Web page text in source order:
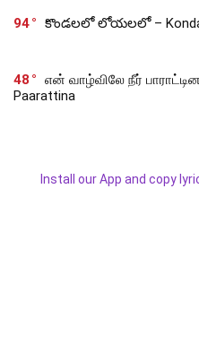
94 కొండలలో లోయలలో –
48
என் வாழ்விலே நீர்
Paarattina
Install our App and copy